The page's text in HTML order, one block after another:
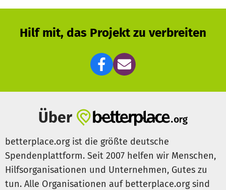
Hilf mit, das Projekt zu verbreiten
Über
betterplace.org ist die größte deutsche
Spendenplattform. Seit 2007 helfen wir Menschen,
Hilfsorganisationen und Unternehmen, Gutes zu
tun. Alle Organisationen auf betterplace.org sind